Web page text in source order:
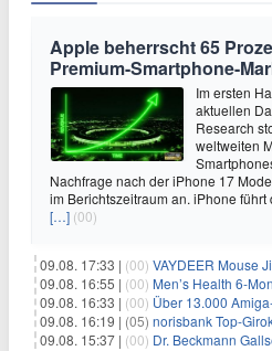
Apple beherrscht 65
Premium-Smartphone-
Im ersten
aktuellen
Research
weltweiten
Nachfrage nach der iPhone 17
im Berichtszeitraum an. iPhone
[…] (00)
09.08. 17:33 | (00) VAYDEER Mouse Jiggler
09.08. 16:55 | (00) Men’s Health 6-Monats-
09.08. 16:33 | (00) Über 13.000 Amiga-
09.08. 16:19 | (05) norisbank Top-Girokonto:
09.08. 15:37 | (00) Dr. Beckmann Gallseife